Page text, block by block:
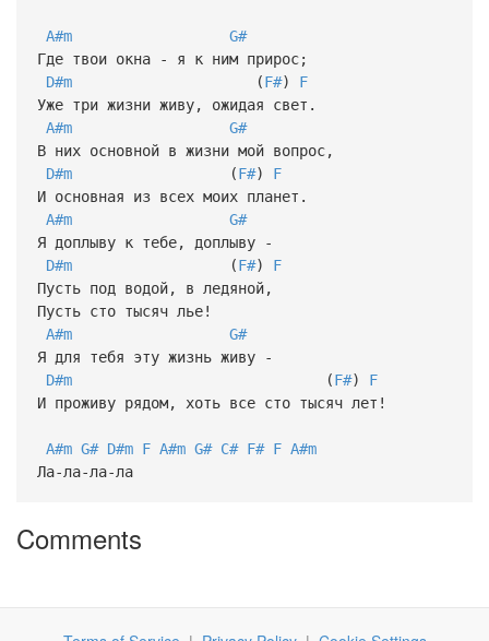
A#m
G#
Где твои окна - я к ним прирос;
D#m(F#) F
Уже три жизни живу, ожидая свет.
A#m
G#
В них основной в жизни мой вопрос,
D#m(F#) F
И основная из всех моих планет.
A#m
G#
Я доплыву к тебе, доплыву -
D#m(F#) F
Пусть под водой, в ледяной,
Пусть сто тысяч лье!
A#m
G#
Я для тебя эту жизнь живу -
D#m(F#) F
И проживу рядом, хоть все сто тысяч лет!
A#m G# D#m F A#m G# C# F# F A#m
Ла-ла-ла-ла
Comments